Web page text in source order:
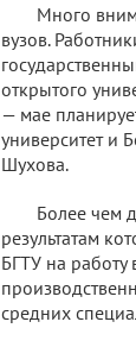
Много
вузов.
открытого
— мае
университет и
Шухова.
Более чем
результатам
БГТУ на работу
средних